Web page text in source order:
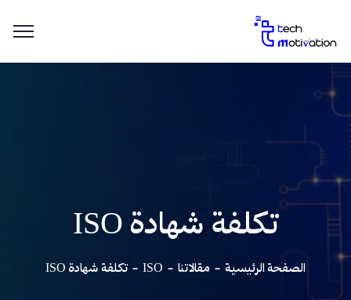
تكلفة شهادة ISO
الصفحة الرئيسية مقالاتنا ISO تكلفة شهادة ISO